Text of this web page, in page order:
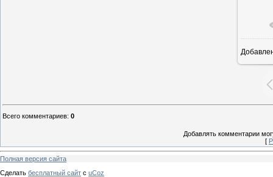
Всего комментариев: 0
Добавлять комментарии
[
Полная версия сайта
Сделать бесплатный сайт с uCoz